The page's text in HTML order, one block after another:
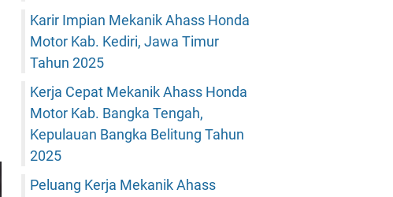
Karir Impian Mekanik Ahass Honda
Motor Kab. Kediri, Jawa Timur
Tahun 2025
Kerja Cepat Mekanik Ahass Honda
Motor Kab. Bangka Tengah,
Kepulauan Bangka Belitung Tahun
2025
Peluang Kerja Mekanik Ahass